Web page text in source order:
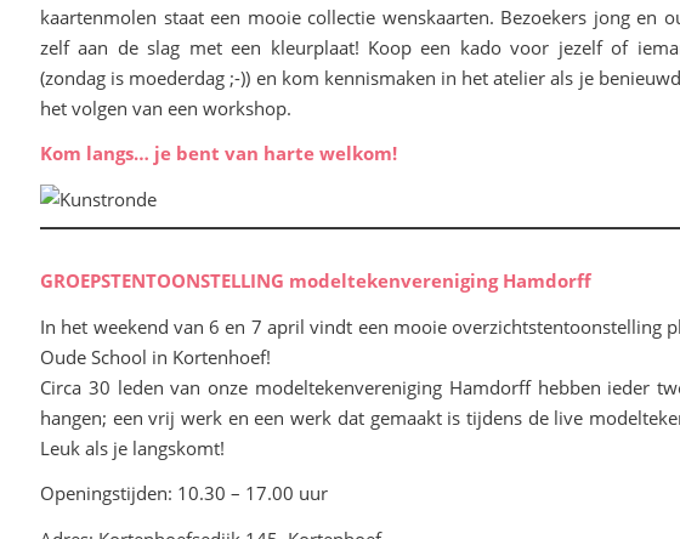
kaartenmolen staat een mooie collectie wenskaarten. Bezoekers jong en
zelf aan de slag met een kleurplaat! Koop een kado voor jezelf of
(zondag is moederdag ;-)) en kom kennismaken in het atelier als je
het volgen van een workshop.
Kom langs… je bent van harte welkom!
GROEPSTENTOONSTELLING modeltekenvereniging Hamdorff
In het weekend van 6 en 7 april vindt een mooie overzichtstentoonstelling
Oude School in Kortenhoef!
Circa 30 leden van onze modeltekenvereniging Hamdorff hebben ieder
hangen; een vrij werk en een werk dat gemaakt is tijdens de live
Leuk als je langskomt!
Openingstijden: 10.30 – 17.00 uur